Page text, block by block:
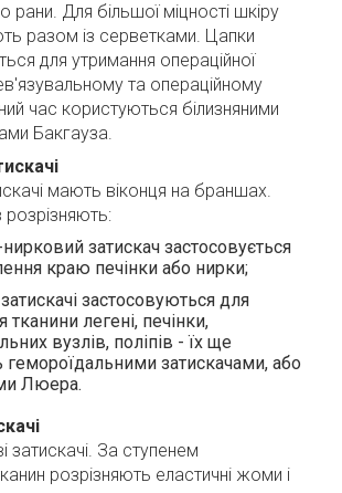
рани. Для більшої міцності шкіру
разом із серветками. Цапки
для утримання операційної
та операційному
час користуються білизняними
Бакгауза.
мають віконця на браншах.
розрізняють:
затискач застосовується
краю печінки або нирки;
затискачі застосовуються для
тканини легені, печінки,
вузлів, поліпів - їх ще
гемороїдальними затискачами, або
Люера.
За ступенем
розрізняють еластичні жоми і